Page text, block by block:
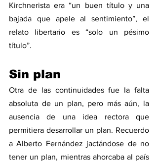
Kirchnerista era “un buen título y una
bajada que apele al sentimiento”, el
relato libertario es “solo un pésimo
título”.
Sin plan
Otra de las continuidades fue la falta
absoluta de un plan, pero más aún, la
ausencia de una idea rectora que
permitiera desarrollar un plan. Recuerdo
a Alberto Fernández jactándose de no
tener un plan, mientras ahorcaba al país